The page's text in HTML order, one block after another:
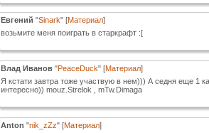
Евгений "Sinark" [Материал]
возьмите меня поиграть в старкрафт :[
Влад Иванов"PeaceDuck" [Материал]
Я кстати завтра тоже участвую в нем))) А седня еще 1
интересно)) mouz.Strelok , mTw.Dimaga
Anton "nik_zZz" [Материал]